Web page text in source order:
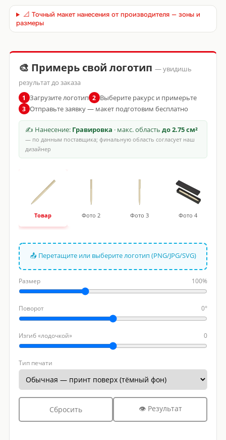
📐 Точный макет нанесения от производителя — зоны и
размеры
🎨 Примерь свой логотип — увидишь
результат до заказа
1 Загрузите логотип 2 Выберите ракурс и примерьте
3 Отправьте заявку — макет подготовим бесплатно
✍ Нанесение: Гравировка · макс. область до 2.75 см²
— по данным поставщика; финальную область согласует наш
дизайнер
Товар Фото 2 Фото 3 Фото 4
📤 Перетащите или выберите логотип (PNG/JPG/SVG)
Размер 100%
Поворот 0°
Изгиб «лодочкой» 0
Тип печати
Сбросить 👁 Результат